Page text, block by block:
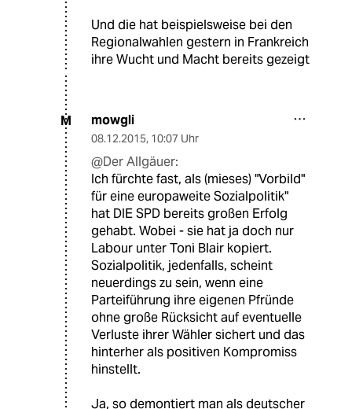
Und die hat beispielsweise bei den
Regionalwahlen gestern in Frankreich
ihre Wucht und Macht bereits gezeigt
M mowgli
08.12.2015, 10:07 Uhr
@Der Allgäuer:
Ich fürchte fast, als (mieses) "Vorbild"
für eine europaweite Sozialpolitik"
hat DIE SPD bereits großen Erfolg
gehabt. Wobei - sie hat ja doch nur
Labour unter Toni Blair kopiert.
Sozialpolitik, jedenfalls, scheint
neuerdings zu sein, wenn eine
Parteiführung ihre eigenen Pfründe
ohne große Rücksicht auf eventuelle
Verluste ihrer Wähler sichert und das
hinterher als positiven Kompromiss
hinstellt.
Ja, so demontiert man als deutscher